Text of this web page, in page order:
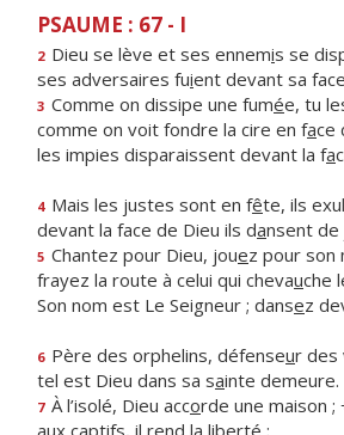
PSAUME : 67 - I
2 Dieu se lève et ses ennemis se
ses adversaires fuient devant sa
3 Comme on dissipe une fumée, tu
comme on voit fondre la cire en face
les impies disparaissent devant la fa
4 Mais les justes sont en fête, ils
devant la face de Dieu ils dansent de
5 Chantez pour Dieu, jouez pour son
frayez la route à celui qui chevauche
Son nom est Le Seigneur ; dansez
6 Père des orphelins, défenseur des
tel est Dieu dans sa sainte demeure.
7 À l’isolé, Dieu accorde une maison ;
aux captifs, il rend la liberté ;